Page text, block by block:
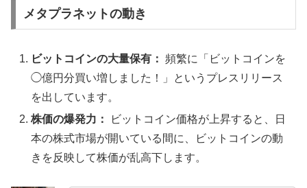
メタプラネットの動き
ビットコインの大量保有： 頻繁に「ビットコインを
◯億円分買い増しました！」というプレスリリース
を出しています。
株価の爆発力：
ビットコイン価格が上昇すると、日
本の株式市場が開いている間に、ビットコインの動
きを反映して株価が乱高下します。